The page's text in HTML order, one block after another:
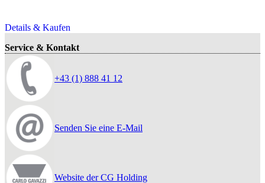
Details & Kaufen
Service & Kontakt
+43 (1) 888 41 12
Senden Sie eine E-Mail
Website der CG Holding